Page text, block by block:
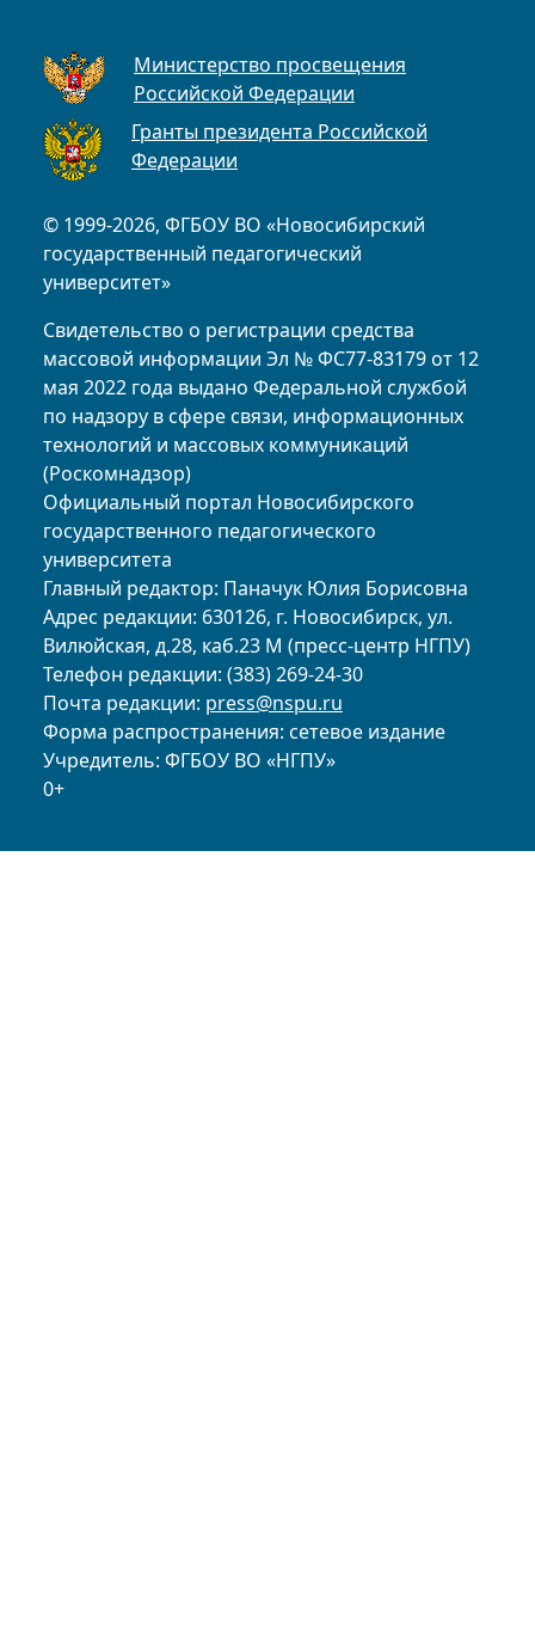
© 1999-2026, ФГБОУ ВО «Новосибирский
государственный педагогический
университет»
Свидетельство о регистрации средства
массовой информации Эл № ФС77-83179 от 12
мая 2022 года выдано Федеральной службой
по надзору в сфере связи, информационных
технологий и массовых коммуникаций
(Роскомнадзор)
Официальный портал Новосибирского
государственного педагогического
университета
Главный редактор: Паначук Юлия Борисовна
Адрес редакции: 630126, г. Новосибирск, ул.
Вилюйская, д.28, каб.23 М (пресс-центр НГПУ)
Телефон редакции: (383) 269-24-30
Почта редакции: press@nspu.ru
Форма распространения: сетевое издание
Учредитель: ФГБОУ ВО «НГПУ»
0+
Министерство просвещения
Российской Федерации
Гранты президента Российской
Федерации